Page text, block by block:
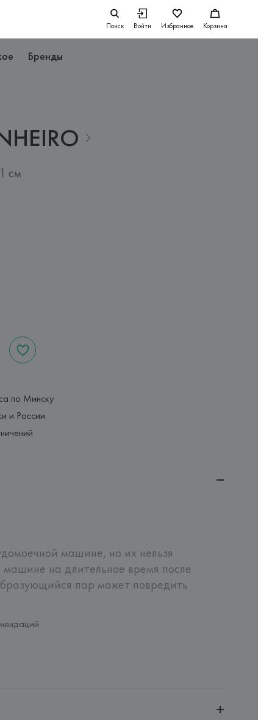
Поиск Войти Избранное Корзина
Бренды
см
по Минску
и России
машине, но их нельзя
машине на длительное время после
пар может повредить